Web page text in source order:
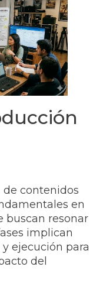
de contenidos
en
buscan resonar
implican
ejecución para
del